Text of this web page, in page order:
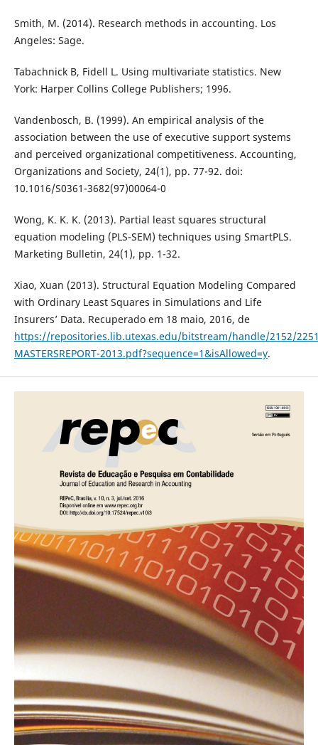
Smith, M. (2014). Research methods in accounting. Los
Angeles: Sage.
Tabachnick B, Fidell L. Using multivariate statistics. New
York: Harper Collins College Publishers; 1996.
Vandenbosch, B. (1999). An empirical analysis of the
association between the use of executive support systems
and perceived organizational competitiveness. Accounting,
Organizations and Society, 24(1), pp. 77-92. doi:
10.1016/S0361-3682(97)00064-0
Wong, K. K. K. (2013). Partial least squares structural
equation modeling (PLS-SEM) techniques using SmartPLS.
Marketing Bulletin, 24(1), pp. 1-32.
Xiao, Xuan (2013). Structural Equation Modeling Compared
with Ordinary Least Squares in Simulations and Life
Insurers’ Data. Recuperado em 18 maio, 2016, de
https://repositories.lib.utexas.edu/bitstream/handle/2152/
MASTERSREPORT-2013.pdf?sequence=1&isAllowed=y.